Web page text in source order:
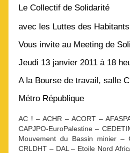
Le Collectif de Solidarité
avec les Luttes des
Vous invite au Meeting de
Jeudi 13 janvier 2011 à 18
A la Bourse de travail, salle
Métro République
AC ! – ACHR – ACORT –
CAPJPO-EuroPalestine –
Mouvement du Bassin minier –
CRLDHT – DAL – Etoile Nord